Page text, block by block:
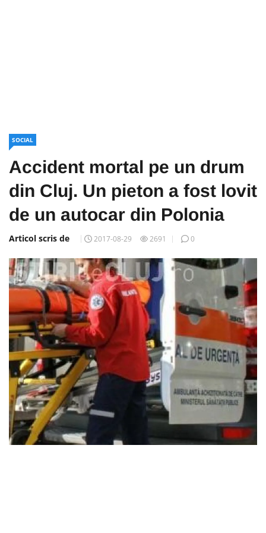
SOCIAL
Accident mortal pe un drum
din Cluj. Un pieton a fost lovit
de un autocar din Polonia
Articol scris de 2017-08-29 2691 0